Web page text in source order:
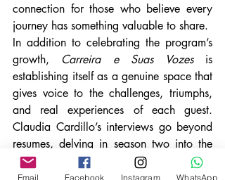
connection for those who believe every
journey has something valuable to share.
In addition to celebrating the program’s
growth, Carreira e Suas Vozes is
establishing itself as a genuine space that
gives voice to the challenges, triumphs,
and real experiences of each guest.
Claudia Cardillo’s interviews go beyond
resumes, delving in season two into the
behind-the-scenes of unique paths in the
Email Facebook Instagram WhatsApp